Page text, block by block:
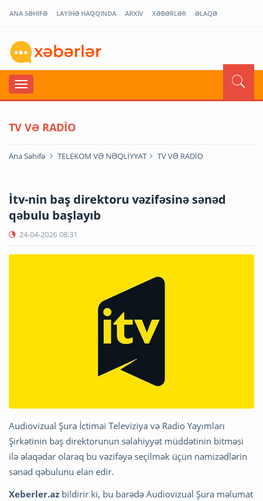
ANA SƏHİFƏ LAYİHƏ HAQQINDA ARXİV XƏBƏRLƏR ƏLAQƏ
TV VƏ RADİO
Ana Səhifə TELEKOM VƏ NƏQLİYYAT TV VƏ RADİO
İtv-nin baş direktoru vəzifəsinə sənəd
qəbulu başlayıb
24-04-2026 08:31
Audiovizual Şura İctimai Televiziya və Radio Yayımları
Şirkətinin baş direktorunun səlahiyyət müddətinin bitməsi
ilə əlaqədar olaraq bu vəzifəyə seçilmək üçün namizədlərin
sənəd qəbulunu elan edir.
Xeberler.az bildirir ki, bu barədə Audiovizual Şura məlumat